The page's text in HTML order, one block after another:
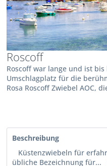
Roscoff
Roscoff war lange und ist
Umschlagplatz für die
Rosa Roscoff Zwiebel AOC,
Beschreibung
Küstenzwiebeln für
übliche Bezeichnung für...